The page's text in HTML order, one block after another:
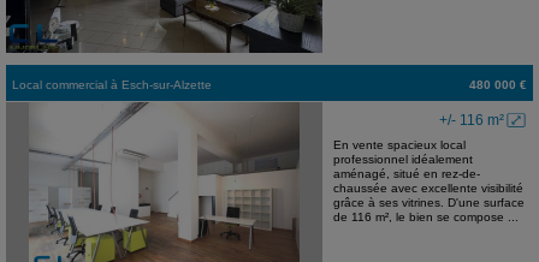
Local commercial à Esch-sur-Alzette 480 000 €
+/- 116 m²
En vente spacieux local
professionnel idéalement
aménagé, situé en rez-de-
chaussée avec excellente visibilité
grâce à ses vitrines. D'une surface
de 116 m², le bien se compose ...